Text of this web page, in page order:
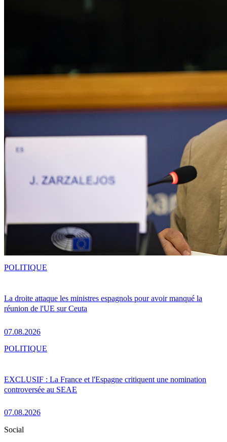
La droite attaque les ministres espagnols pour avoir manqué la
réunion de l'UE sur Ceuta
07.08.2026
POLITIQUE
EXCLUSIF : La France et l'Espagne critiquent une nomination
controversée au SEAE
07.08.2026
POLITIQUE
Social